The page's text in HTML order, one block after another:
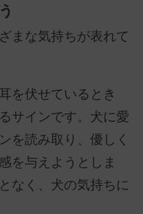
まな気持ちが表れて
を伏せているとき
サインです。犬に愛
を読み取り、優しく
を与えようとしま
なく、犬の気持ちに